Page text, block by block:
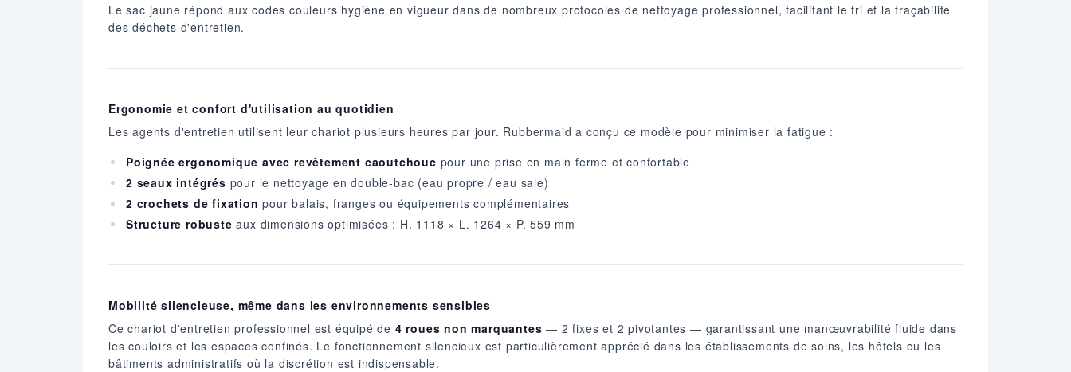
Le sac jaune répond aux codes couleurs hygiène en vigueur dans de nombreux protocoles de nettoyage professionnel, facilitant le tri et la traçabilité
des déchets d'entretien.
Ergonomie et confort d'utilisation au quotidien
Les agents d'entretien utilisent leur chariot plusieurs heures par jour. Rubbermaid a conçu ce modèle pour minimiser la fatigue :
Poignée ergonomique avec revêtement caoutchouc pour une prise en main ferme et confortable
2 seaux intégrés pour le nettoyage en double-bac (eau propre / eau sale)
2 crochets de fixation pour balais, franges ou équipements complémentaires
Structure robuste aux dimensions optimisées : H. 1118 × L. 1264 × P. 559 mm
Mobilité silencieuse, même dans les environnements sensibles
Ce chariot d'entretien professionnel est équipé de 4 roues non marquantes — 2 fixes et 2 pivotantes — garantissant une manœuvrabilité fluide dans
les couloirs et les espaces confinés. Le fonctionnement silencieux est particulièrement apprécié dans les établissements de soins, les hôtels ou les
bâtiments administratifs où la discrétion est indispensable.